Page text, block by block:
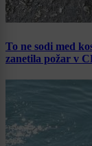
To ne sodi med
zanetila požar v